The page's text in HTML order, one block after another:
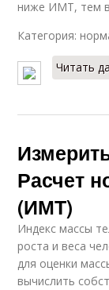
ниже ИМТ, тем
Категория:
Читать
Расчет
(ИМТ)
Индекс массы
роста и веса
для оценки
вычислить